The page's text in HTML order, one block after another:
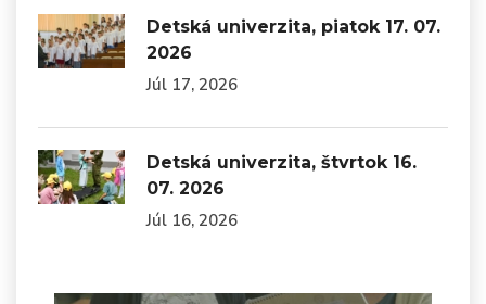
Detská univerzita, piatok 17. 07.
2026
Júl 17, 2026
Detská univerzita, štvrtok 16.
07. 2026
Júl 16, 2026